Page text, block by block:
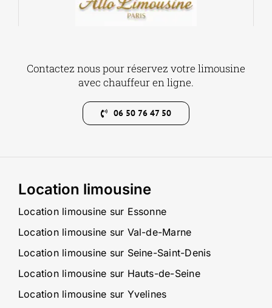
Contactez nous pour réservez votre limousine
avec chauffeur en ligne.
06 50 76 47 50
Location limousine
Location limousine sur Essonne
Location limousine sur Val-de-Marne
Location limousine sur Seine-Saint-Denis
Location limousine sur Hauts-de-Seine
Location limousine sur Yvelines